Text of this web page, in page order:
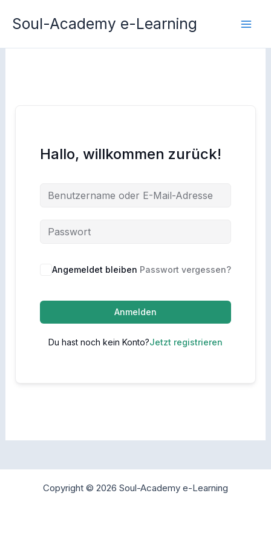
InhaltSoul-Academy e-Learning
Hallo, willkommen zurück!
Angemeldet bleiben Passwort vergessen?
Anmelden
Du hast noch kein Konto?Jetzt registrieren
Copyright © 2026 Soul-Academy e-Learning